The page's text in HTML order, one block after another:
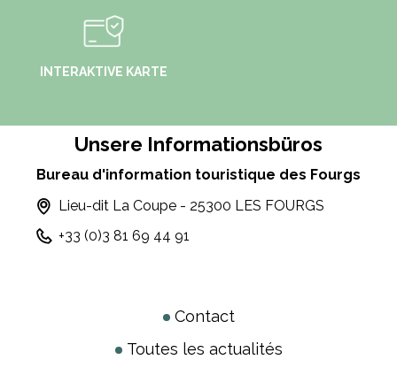
INTERAKTIVE KARTE
Unsere Informationsbüros
Bureau d'information touristique des Fourgs
Lieu-dit La Coupe - 25300 LES FOURGS
+33 (0)3 81 69 44 91
Contact
Toutes les actualités